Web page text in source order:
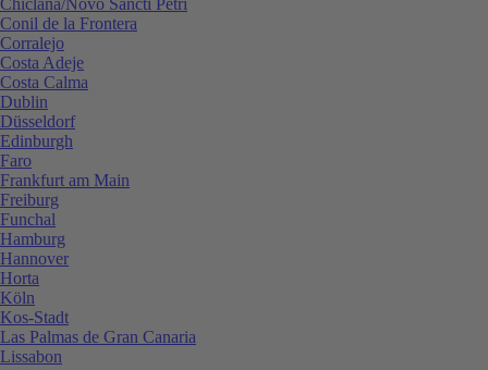
Conil de la Frontera
Corralejo
Costa Adeje
Costa Calma
Dublin
Düsseldorf
Edinburgh
Faro
Frankfurt am Main
Freiburg
Funchal
Hamburg
Hannover
Horta
Köln
Kos-Stadt
Las Palmas de Gran Canaria
Lissabon